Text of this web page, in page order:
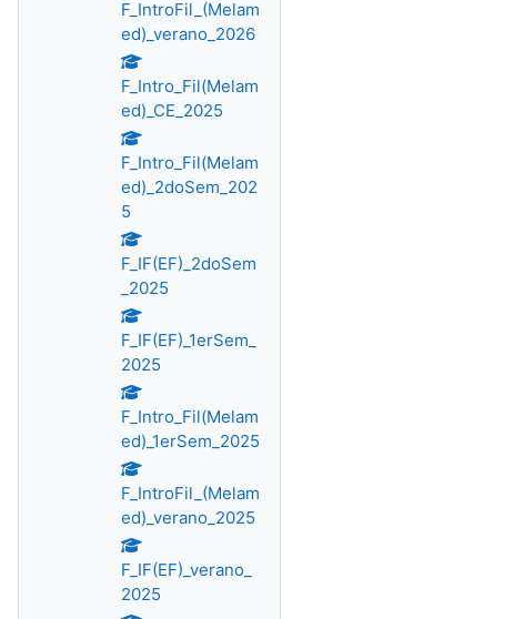
F_IntroFil_(Melam
ed)_verano_2026
F_Intro_Fil(Melam
ed)_CE_2025
F_Intro_Fil(Melam
ed)_2doSem_202
5
F_IF(EF)_2doSem
_2025
F_IF(EF)_1erSem_
2025
F_Intro_Fil(Melam
ed)_1erSem_2025
F_IntroFil_(Melam
ed)_verano_2025
F_IF(EF)_verano_
2025